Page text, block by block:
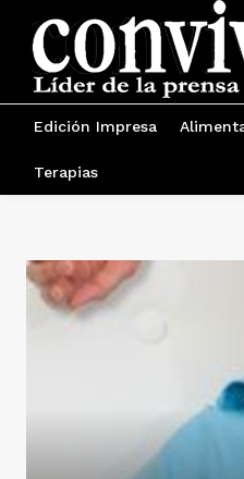
Edición Impresa
Terapias